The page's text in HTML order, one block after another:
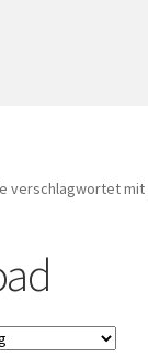
verschlagwortet mit